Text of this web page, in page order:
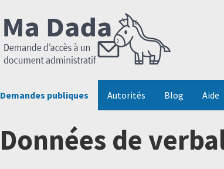
Demandes publiques Autorités Blog Aide
Données de